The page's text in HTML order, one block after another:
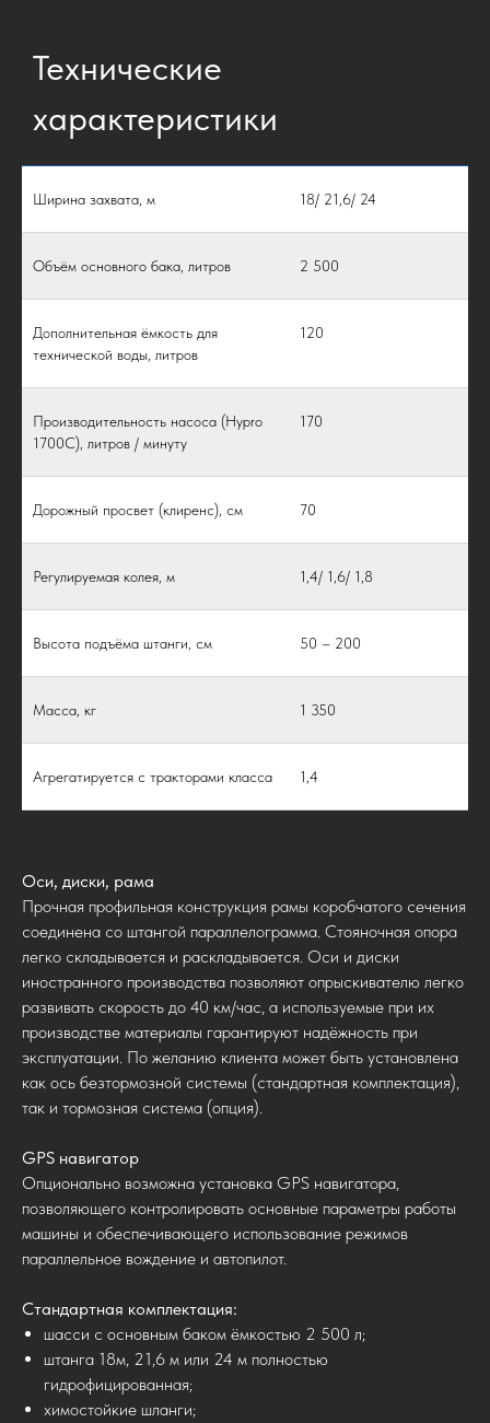
Технические
характеристики
Ширина захвата, м 18/ 21,6/ 24
Объём основного бака, литров 2 500
Дополнительная ёмкость для
технической воды, литров
120
Производительность насоса (Hypro
1700С), литров / минуту
170
Дорожный просвет (клиренс), см 70
Регулируемая колея, м 1,4/ 1,6/ 1,8
Высота подъёма штанги, cм 50 – 200
Масса, кг 1 350
Агрегатируется с тракторами класса 1,4
Оси, диски, рама
Прочная профильная конструкция рамы коробчатого сечения
соединена со штангой параллелограмма. Стояночная опора
легко складывается и раскладывается. Оси и диски
иностранного производства позволяют опрыскивателю легко
развивать скорость до 40 км/час, а используемые при их
производстве материалы гарантируют надёжность при
эксплуатации. По желанию клиента может быть установлена
как ось безтормозной системы (стандартная комплектация),
так и тормозная система (опция).
GPS навигатор
Опционально возможна установка GPS навигатора,
позволяющего контролировать основные параметры работы
машины и обеспечивающего использование режимов
параллельное вождение и автопилот.
Стандартная комплектация:
шасси с основным баком ёмкостью 2 500 л;
штанга 18м, 21,6 м или 24 м полностью
гидрофицированная;
химостойкие шланги;